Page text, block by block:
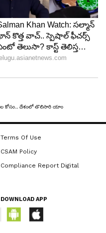
Terms Of Use
CSAM Policy
Compliance Report Digital
DOWNLOAD APP